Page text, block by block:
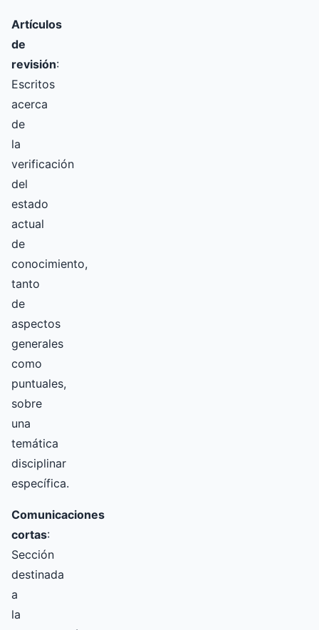
Artículos
de
revisión:
Escritos
acerca
de
la
verificación
del
estado
actual
de
conocimiento,
tanto
de
aspectos
generales
como
puntuales,
sobre
una
temática
disciplinar
específica.
Comunicaciones
cortas:
Sección
destinada
a
la